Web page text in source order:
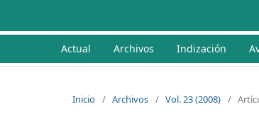
Actual Archivos Indización
Inicio / Archivos / Vol. 23 (2008) /